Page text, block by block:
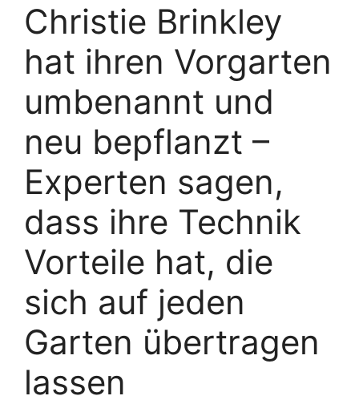
Christie Brinkley
hat ihren Vorgarten
umbenannt und
neu bepflanzt –
Experten sagen,
dass ihre Technik
Vorteile hat, die
sich auf jeden
Garten übertragen
lassen